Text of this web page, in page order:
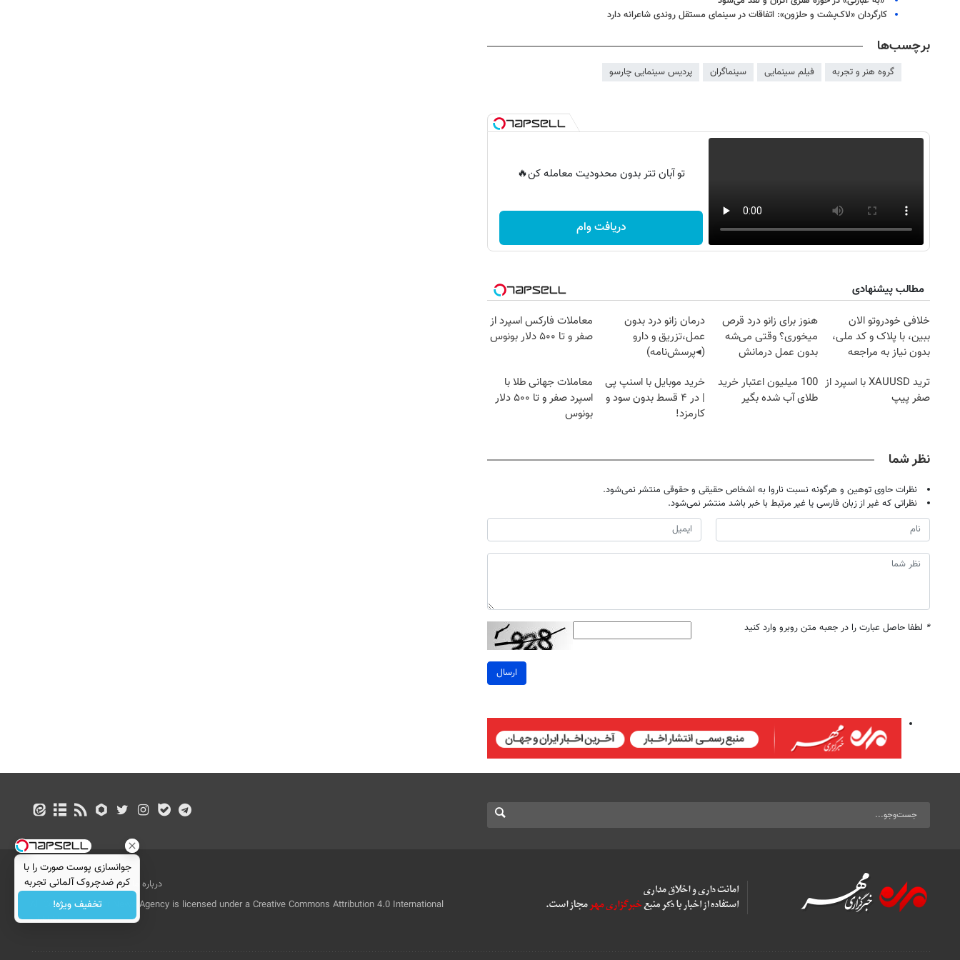
کارگردان «لاک‌پشت و حلزون»: اتفاقات در سینمای مستقل روندی شاعرانه دارد
برچسب‌ها
گروه هنر و تجربه فیلم سینمایی سینماگران پردیس سینمایی چارسو
تو آبان تتر بدون محدودیت معامله کن🔥
دریافت وام
مطالب پیشنهادی
خلافی خودروتو الان
ببین، با پلاک و کد ملی،
بدون نیاز به مراجعه
هنوز برای زانو درد قرص
میخوری؟ وقتی می‌شه
بدون عمل درمانش
درمان زانو درد بدون
عمل،تزریق و دارو
(◂پرسش‌نامه)
معاملات فارکس اسپرد از
صفر و تا ۵۰۰ دلار بونوس
ترید XAUUSD با اسپرد از
صفر پیپ
100 میلیون اعتبار خرید
طلای آب شده بگیر
خرید موبایل با اسنپ پی
| در ۴ قسط بدون سود و
کارمزد!
معاملات جهانی طلا با
اسپرد صفر و تا ۵۰۰ دلار
بونوس
نظر شما
نظرات حاوی توهین و هرگونه نسبت ناروا به اشخاص حقیقی و حقوقی منتشر نمی‌شود.
نظراتی که غیر از زبان فارسی یا غیر مرتبط با خبر باشد منتشر نمی‌شود.
* لطفا حاصل عبارت را در جعبه متن روبرو وارد کنید
ارسال
درباره ما تماس با ما
بازرگانی
All Content by Mehr News Agency is licensed under a Creative Commons Attribution 4.0 International
License.
جوانسازی پوست صورت را با
کرم ضدچروک آلمانی تجربه
کنید!
تخفیف ویژه!